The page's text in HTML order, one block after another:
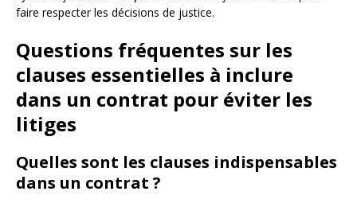
faire respecter les décisions de justice.
Questions fréquentes sur les
clauses essentielles à inclure
dans un contrat pour éviter les
litiges
Quelles sont les clauses indispensables
dans un contrat ?